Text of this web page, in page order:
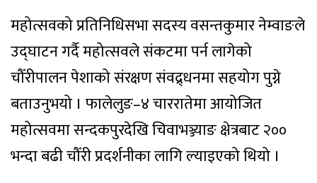
महोत्सवको प्रतिनिधिसभा सदस्य वसन्तकुमार नेम्वाङले
उद्घाटन गर्दै महोत्सवले संकटमा पर्न लागेको
चौँरीपालन पेशाको संरक्षण संवद्र्धनमा सहयोग पुग्ने
बताउनुभयो । फालेलुङ–४ चाररातेमा आयोजित
महोत्सवमा सन्दकपुरदेखि चिवाभञ्ज्याङ क्षेत्रबाट २००
भन्दा बढी चौँरी प्रदर्शनीका लागि ल्याइएको थियो ।